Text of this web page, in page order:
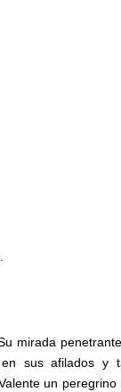
mirada
sus afilados y
un